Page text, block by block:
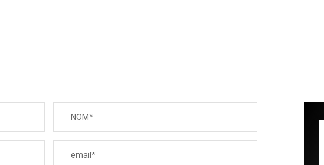
NOM*
email*